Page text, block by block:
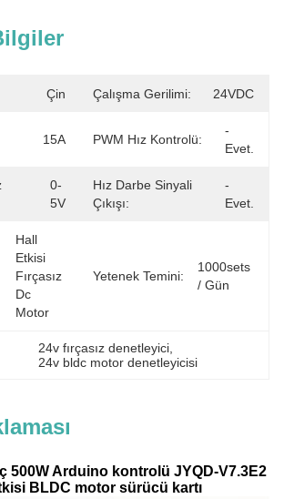
Çin Çalışma Gerilimi: 24VDC
15A PWM Hız Kontrolü:
-
Evet.
0-
5V
Hız Darbe Sinyali
Çıkışı:
-
Evet.
Hall
Etkisi
Fırçasız
Dc
Motor
Yetenek Temini:
1000sets
/ Gün
24v fırçasız denetleyici
24v bldc motor denetleyicisi
500W Arduino kontrolü JYQD-V7.3E2
BLDC motor sürücü kartı